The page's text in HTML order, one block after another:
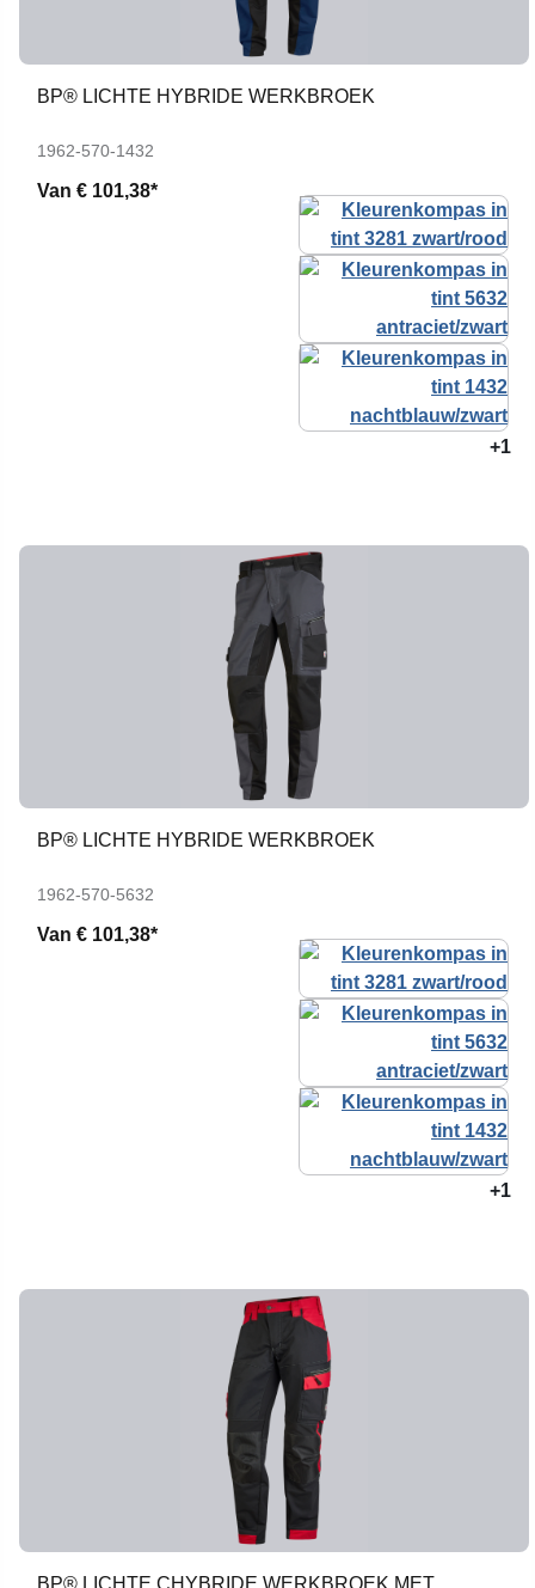
BP® LICHTE HYBRIDE WERKBROEK
1962-570-1432
Van € 101,38*
+1
BP® LICHTE HYBRIDE WERKBROEK
1962-570-5632
Van € 101,38*
+1
BP® LICHTE CHYBRIDE WERKBROEK MET